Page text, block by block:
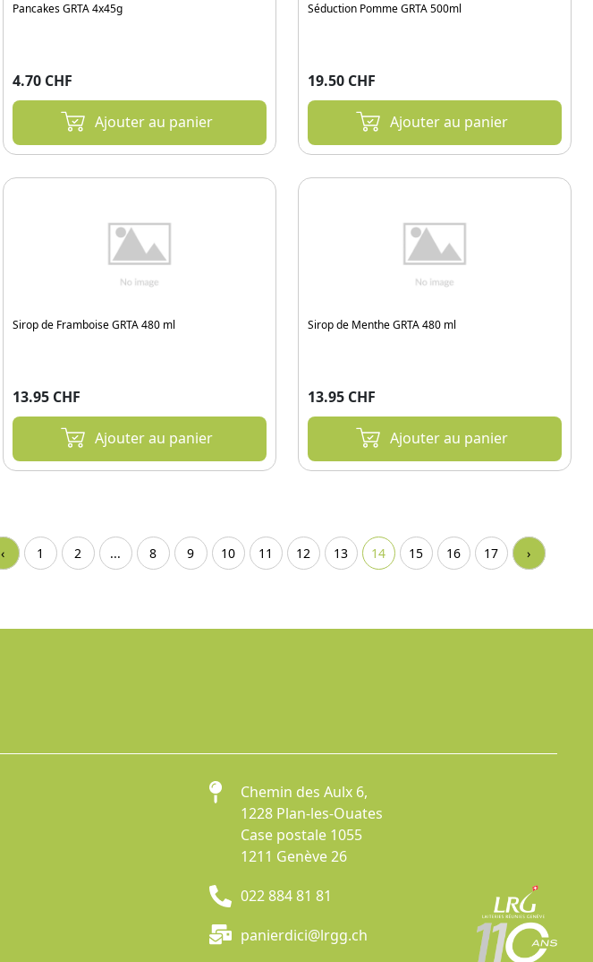
Pancakes GRTA 4x45g
4.70 CHF
Ajouter au panier
Séduction Pomme GRTA 500ml
19.50 CHF
Ajouter au panier
Sirop de Framboise GRTA 480 ml
13.95 CHF
Ajouter au panier
Sirop de Menthe GRTA 480 ml
13.95 CHF
Ajouter au panier
‹ 1 2 ... 8 9 10 11 12 13 14 15 16 17 ›
Chemin des Aulx 6,
1228 Plan-les-Ouates
Case postale 1055
1211 Genève 26
022 884 81 81
panierdici@lrgg.ch